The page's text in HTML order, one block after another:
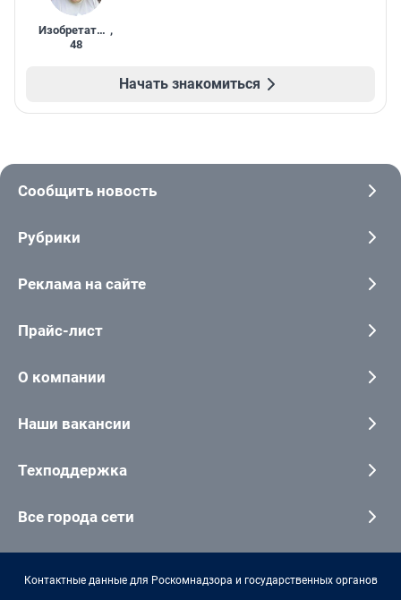
Изобретатель ,
48
Начать знакомиться
Сообщить новость
Рубрики
Реклама на сайте
Прайс-лист
О компании
Наши вакансии
Техподдержка
Все города сети
Контактные данные для Роскомнадзора и государственных органов